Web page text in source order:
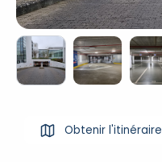
Obtenir l'itinéraire